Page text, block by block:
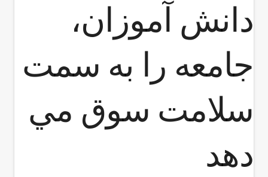
دانش آموزان،
جامعه را به سمت
سلامت سوق مي
دهد